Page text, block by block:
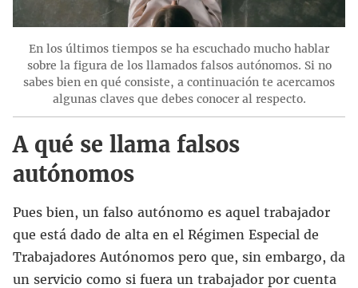
En los últimos tiempos se ha escuchado mucho hablar
sobre la figura de los llamados falsos autónomos. Si no
sabes bien en qué consiste, a continuación te acercamos
algunas claves que debes conocer al respecto.
A qué se llama falsos
autónomos
Pues bien, un falso autónomo es aquel trabajador
que está dado de alta en el Régimen Especial de
Trabajadores Autónomos pero que, sin embargo, da
un servicio como si fuera un trabajador por cuenta